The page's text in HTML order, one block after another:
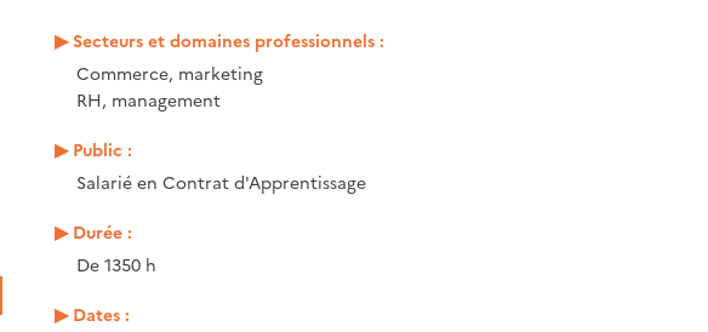
Secteurs et domaines professionnels :
Commerce, marketing
RH, management
Public :
Salarié en Contrat d'Apprentissage
Durée :
De 1350 h
Dates :